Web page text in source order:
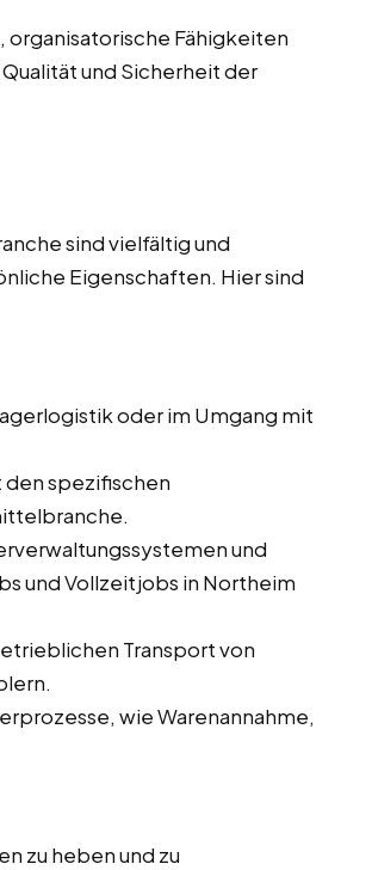
Fähigkeiten
und Sicherheit der
sind vielfältig und
Eigenschaften. Hier sind
oder im Umgang mit
spezifischen
und
und Vollzeitjobs in Northeim
Transport von
wie Warenannahme,
zu heben und zu